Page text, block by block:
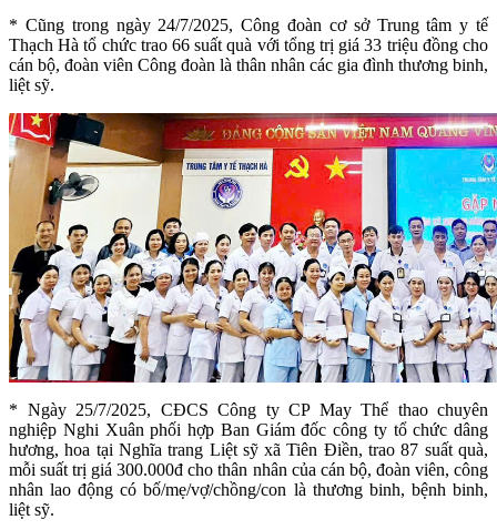
* Cũng trong ngày 24/7/2025, Công đoàn cơ sở Trung tâm y tế
Thạch Hà tổ chức trao 66 suất quà với tổng trị giá 33 triệu đồng cho
cán bộ, đoàn viên Công đoàn là thân nhân các gia đình thương binh,
liệt sỹ.
* Ngày 25/7/2025, CĐCS Công ty CP May Thể thao chuyên
nghiệp Nghi Xuân phối hợp Ban Giám đốc công ty tổ chức dâng
hương, hoa tại Nghĩa trang Liệt sỹ xã Tiên Điền, trao 87 suất quà,
mỗi suất trị giá 300.000đ cho thân nhân của cán bộ, đoàn viên, công
nhân lao động có bố/mẹ/vợ/chồng/con là thương binh, bệnh binh,
liệt sỹ.